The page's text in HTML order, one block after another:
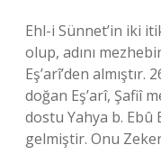
Ehl-i Sünnet’in iki
olup, adını
Eş’arî’den almıştır.
doğan Eş’arî, Şafiî
dostu Yahya b. Ebû
gelmiştir. Onu